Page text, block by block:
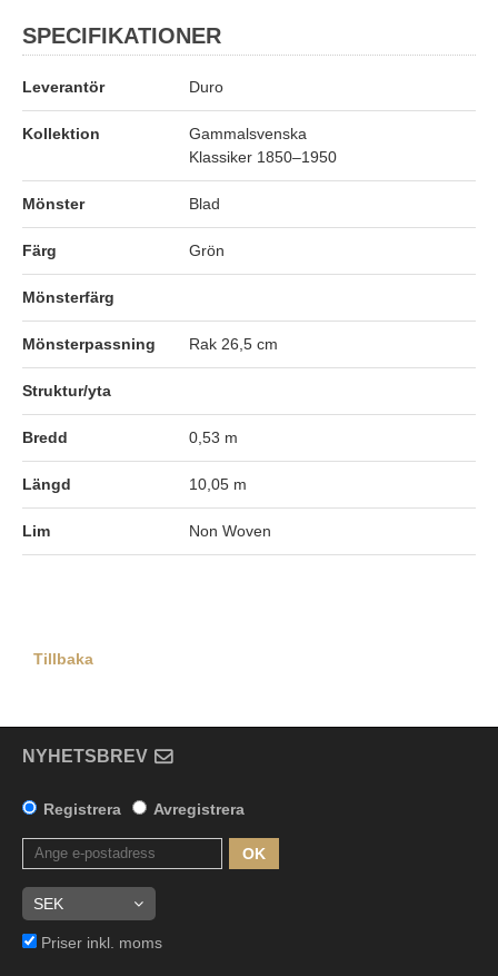
SPECIFIKATIONER
Leverantör Duro
Kollektion
Gammalsvenska
Klassiker 1850–1950
Mönster Blad
Färg Grön
Mönsterfärg
Mönsterpassning Rak 26,5 cm
Struktur/yta
Bredd 0,53 m
Längd 10,05 m
Lim Non Woven
Tillbaka
NYHETSBREV
Registrera Avregistrera
OK
Priser inkl. moms